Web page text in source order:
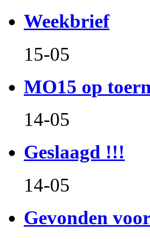
Weekbrief
15-05
MO15 op
14-05
Geslaagd !!!
14-05
Gevonden